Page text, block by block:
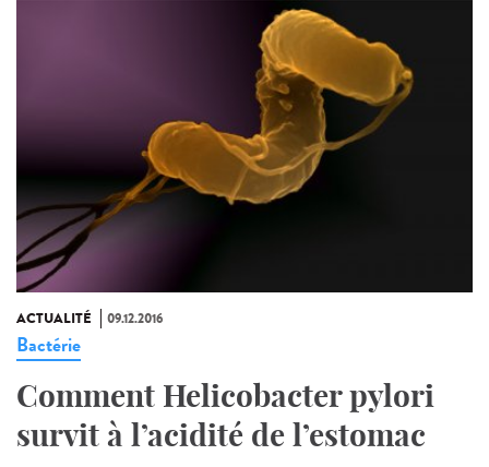
ACTUALITÉ 09.12.2016
Bactérie
Comment Helicobacter pylori
survit à l’acidité de l’estomac